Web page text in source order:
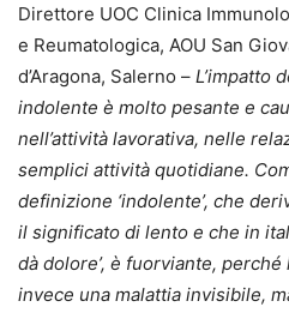
Direttore UOC Clinica
e Reumatologica, AOU San
d’Aragona, Salerno – L’impatto
indolente è molto pesante e
nell’attività lavorativa, nelle
semplici attività quotidiane.
definizione ‘indolente’, che
il significato di lento e che in
dà dolore’, è fuorviante,
invece una malattia invisibile,